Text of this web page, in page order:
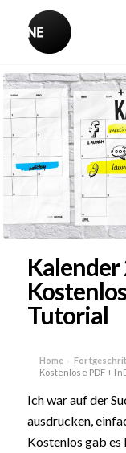
Kalender
Tutorial
Home ›
Kostenlose PDF +
Ich war auf der
ausdrucken,
Kostenlos gab es